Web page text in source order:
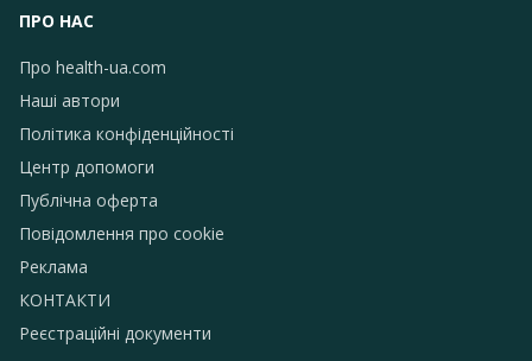
ПРО НАС
Про health-ua.com
Наші автори
Політика конфіденційності
Центр допомоги
Публічна оферта
Повідомлення про сookie
Реклама
КОНТАКТИ
Реєстраційні документи